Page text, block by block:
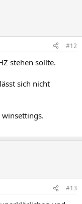
#12
stehen sollte.
sich nicht
#13